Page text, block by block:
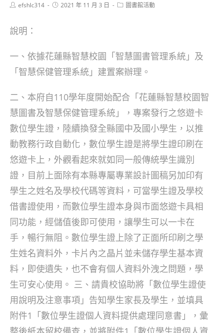
Postefshlc314
Post2021 年 11 月 3 日
Post圖書館活動
說明：
一、依據花蓮縣智慧校園「智慧圖書管理系統」及
「智慧保健管理系統」建置案辦理。
二、本府自110學年度開始配合「花蓮縣智慧校園智
慧圖書及智慧保健管理系統」，專案發行之悠遊卡
數位學生證，陸續換發全縣國中及國小學生，以推
動教務行政自動化，數位學生證是將學生證印刷在
悠遊卡上，外觀看起來就如同一般傳統學生識別
證，目前上面除有本縣專屬專業設計圖稿另加印有
學生之姓名及學校代碼等資料，可當學生證及學校
借書證使用，而數位學生證本身與市面悠遊卡具相
同功能，經儲值後即可使用，讓學生可以一卡在
手，暢行無阻。數位學生證上除了正面所印刷之學
生姓名資料外，卡片內之晶片並未儲存學生基本資
料，即使遺失，也不會有個人資料外洩之問題，學
生可安心使用。 三、請貴校協助將「數位學生證使
用說明及注意事項」告知學生家長及學生，並填具
附件1「數位學生證個人資料提供處理同意書」，彙